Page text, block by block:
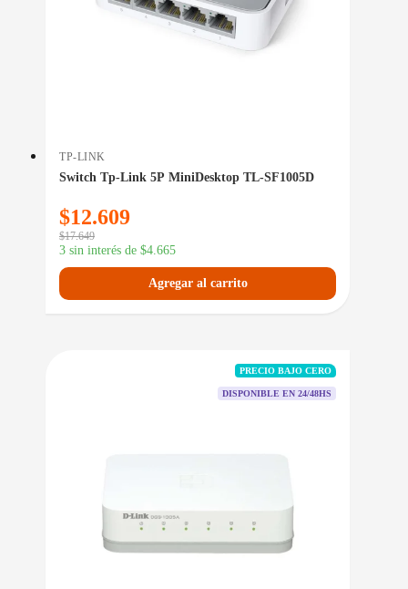
TP-LINK
Switch Tp-Link 5P MiniDesktop TL-SF1005D
$12.609
$17.649
3 sin interés de $4.665
Agregar al carrito
PRECIO BAJO CERO
DISPONIBLE EN 24/48HS